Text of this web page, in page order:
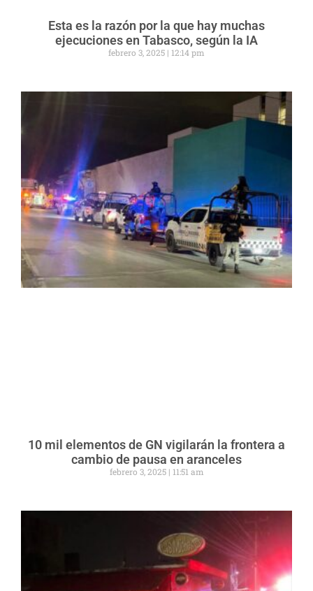
Esta es la razón por la que hay muchas
ejecuciones en Tabasco, según la IA
febrero 3, 2025 12:14 pm
10 mil elementos de GN vigilarán la frontera a
cambio de pausa en aranceles
febrero 3, 2025 11:51 am